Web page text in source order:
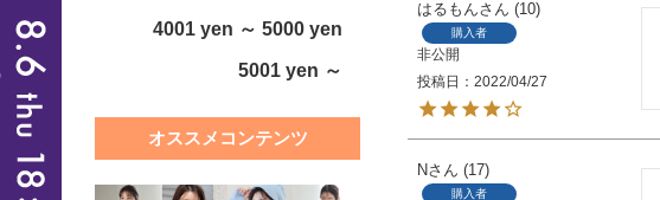
4001 yen ～ 5000 yen
5001 yen ～
オススメコンテンツ
はるもん 10
購入者
非公開
投稿日
2022/04/27
N 17
購入者